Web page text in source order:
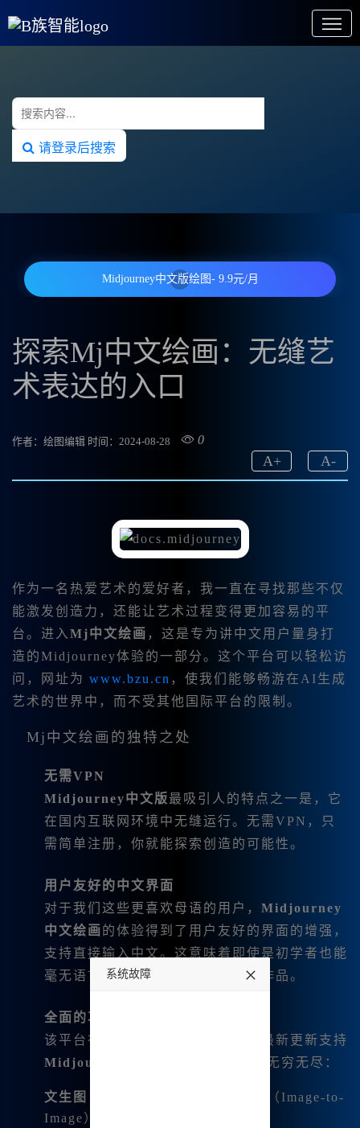
请登录后搜索
Midjourney中文版绘图- 9.9元/月
探索Mj中文绘画：无缝艺
术表达的入口
作者：绘图编辑 时间：2024-08-28 0
A-
A+
作为一名热爱艺术的爱好者，我一直在寻找那些不仅
能激发创造力，还能让艺术过程变得更加容易的平
台。进入 Mj中文绘画 ，这是专为讲中文用户量身打
造的Midjourney体验的一部分。这个平台可以轻松访
问，网址为 www.bzu.cn ，使我们能够畅游在AI生成
艺术的世界中，而不受其他国际平台的限制。
Mj中文绘画的独特之处
无需VPN
Midjourney中文版最吸引人的特点之一是，它
在国内互联网环境中无缝运行。无需VPN，只
需简单注册，你就能探索创造的可能性。
用户友好的中文界面
对于我们这些更喜欢母语的用户， Midjourney
中文绘画的体验得到了用户友好的界面的增强，
支持直接输入中文。这意味着即使是初学者也能
毫无语言障碍地创作出惊艳的视觉作品。
全面的功能
该平台在质量和功能上毫不妥协。最新更新支持
Midjourney V6.1
，可能性无穷无尽：
文生图
（Image-to-
Image）功能。
系统故障